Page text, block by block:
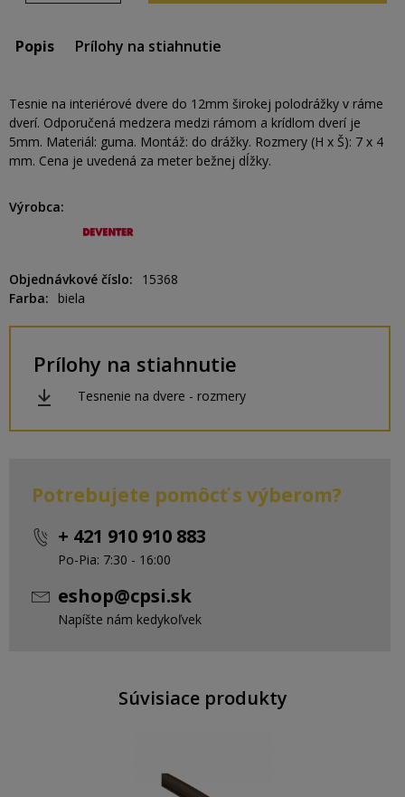
Popis Prílohy na stiahnutie
Tesnie na interiérové dvere do 12mm širokej polodrážky v ráme
dverí. Odporučená medzera medzi rámom a krídlom dverí je
5mm. Materiál: guma. Montáž: do drážky. Rozmery (H x Š): 7 x 4
mm. Cena je uvedená za meter bežnej dĺžky.
Výrobca
Objednávkové číslo
15368
Farba
biela
Prílohy na stiahnutie
Tesnenie na dvere - rozmery
Potrebujete pomôcť s výberom?
+ 421 910 910 883
Po-Pia: 7:30 - 16:00
eshop@cpsi.sk
Napíšte nám kedykoľvek
Súvisiace produkty